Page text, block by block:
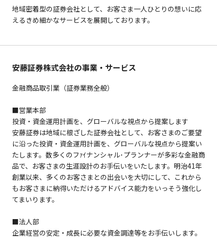
地域密着型の証券会社として、お客さま一人ひとりの想いに応
えるきめ細かなサービスを展開しております。
安藤証券株式会社の事業・サービス
金融商品取引業（証券業務全般）
■営業本部
投資・資金運用計画を、グローバルな視点から提案します
安藤証券は地域に根ざした証券会社として、お客さまのご要望
に沿った投資・資金運用計画を、グローバルな視点から提案い
たします。数多くのフｧｲナンシャル･プランナーが多彩な金融商
品で、お客さまの生涯設計のお手伝いをいたします。明治41年
創業以来、多くのお客さまとの出会いを大切にして、これから
もお客さまに納得いただけるアドバイス能力をいっそう強化し
てまいります。
■法人部
企業経営の安定・成長に必要な資金調達等をお手伝いします。